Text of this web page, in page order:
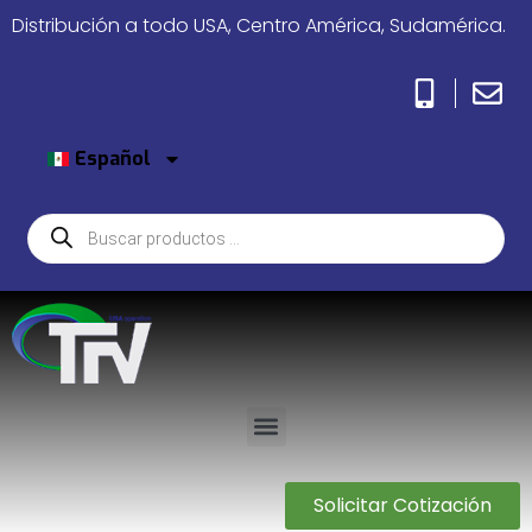
Distribución a todo USA, Centro América, Sudamérica.
Español
Solicitar Cotización